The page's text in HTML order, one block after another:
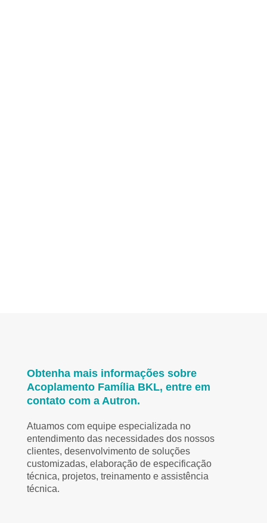
Obtenha mais informações sobre
Acoplamento Família BKL, entre em
contato com a Autron.
Atuamos com equipe especializada no
entendimento das necessidades dos nossos
clientes, desenvolvimento de soluções
customizadas, elaboração de especificação
técnica, projetos, treinamento e assistência
técnica.